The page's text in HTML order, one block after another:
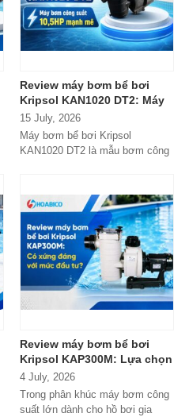
Review máy bơm bể bơi
Kripsol KAN1020 DT2: Máy
bơm công suất lớn có đáng
đầu tư?
15 July, 2026
Máy bơm bể bơi Kripsol
KAN1020 DT2 là mẫu bơm công
Review máy bơm bể bơi
Kripsol KAP300M: Lựa chọn
đáng tiền cho hồ bơi
thương mại?
4 July, 2026
Trong phân khúc máy bơm công
suất lớn dành cho hồ bơi gia